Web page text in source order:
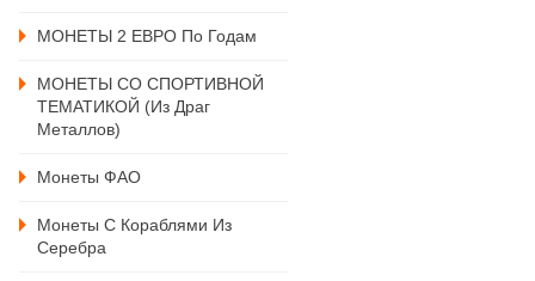
МОНЕТЫ 2 ЕВРО По Годам
МОНЕТЫ СО СПОРТИВНОЙ
ТЕМАТИКОЙ (из Драг
Металлов)
Монеты ФАО
Монеты С Кораблями Из
Серебра